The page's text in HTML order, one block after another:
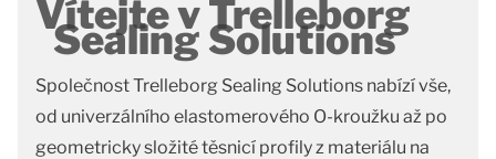
Vítejte v Trelleborg
Sealing Solutions
Společnost Trelleborg Sealing Solutions nabízí vše,
od univerzálního elastomerového O-kroužku až po
geometricky složité těsnicí profily z materiálu na